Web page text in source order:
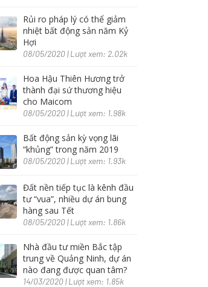
Rủi ro pháp lý có thể giảm
nhiệt bất động sản năm Kỷ
Hợi
08/05/2020 | Lượt xem: 2.02k
Hoa Hậu Thiên Hương trở
thành đại sứ thương hiệu
cho Maicom
08/05/2020 | Lượt xem: 1.98k
Bất động sản kỳ vọng lãi
“khủng” trong năm 2019
08/05/2020 | Lượt xem: 1.93k
Đất nền tiếp tục là kênh đầu
tư “vua”, nhiều dự án bung
hàng sau Tết
08/05/2020 | Lượt xem: 1.86k
Nhà đầu tư miền Bắc tập
trung về Quảng Ninh, dự án
nào đang được quan tâm?
14/03/2020 | Lượt xem: 1.85k